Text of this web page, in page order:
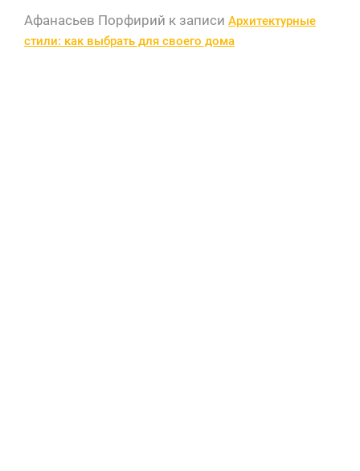
Афанасьев Порфирий к записи Архитектурные
стили: как выбрать для своего дома